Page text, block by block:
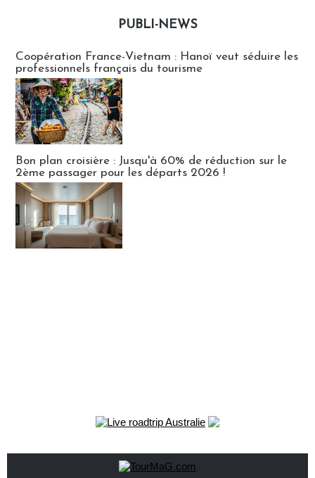
PUBLI-NEWS
Coopération France-Vietnam : Hanoï veut séduire les
professionnels français du tourisme
Bon plan croisière : Jusqu'à 60% de réduction sur le
2ème passager pour les départs 2026 !